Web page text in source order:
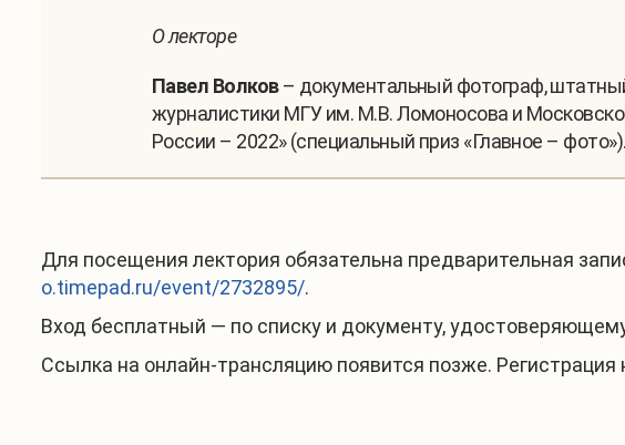
О лекторе
Павел Волков – документальный фотограф,
журналистики МГУ им. М.В. Ломоносова и
России – 2022» (специальный приз «Главное –
Для посещения лектория обязательна предварительная
o.timepad.ru/event/2732895/.
Вход бесплатный — по списку и документу,
Ссылка на онлайн-трансляцию появится позже. Регистрация